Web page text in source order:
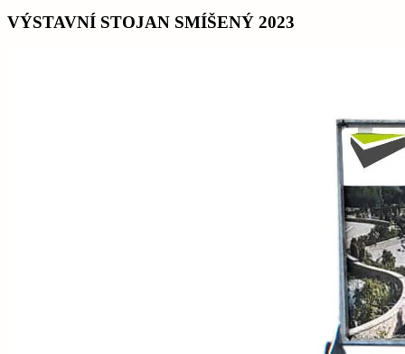
VÝSTAVNÍ STOJAN SMÍŠENÝ 2023